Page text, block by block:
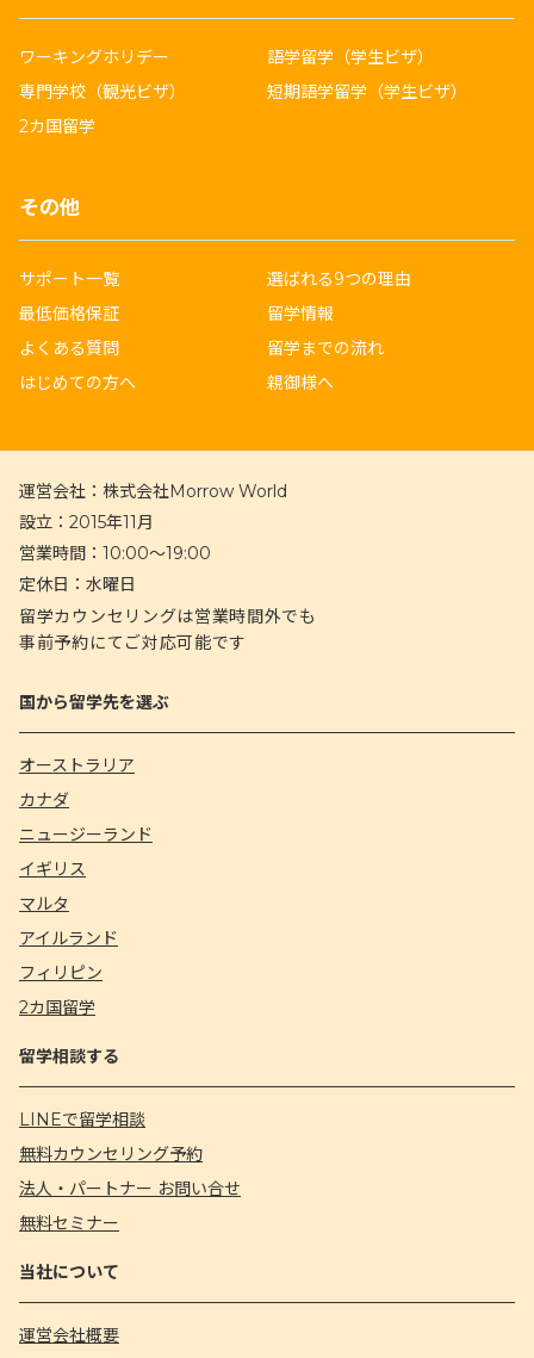
ワーキングホリデー
語学留学（学生ビザ）
専門学校（観光ビザ）
短期語学留学（学生ビザ）
2カ国留学
その他
サポート一覧
選ばれる9つの理由
最低価格保証
留学情報
よくある質問
留学までの流れ
はじめての方へ
親御様へ
運営会社： 株式会社Morrow World
設立： 2015年11月
営業時間： 10:00〜19:00
定休日： 水曜日
留学カウンセリングは営業時間外でも
事前予約にてご対応可能です
国から留学先を選ぶ
オーストラリア
カナダ
ニュージーランド
イギリス
マルタ
アイルランド
フィリピン
2カ国留学
留学相談する
LINEで留学相談
無料カウンセリング予約
法人・パートナー お問い合せ
無料セミナー
当社について
運営会社概要